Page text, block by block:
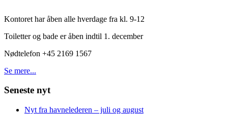
Kontoret har åben alle hverdage fra kl. 9-12
Toiletter og bade er åben indtil 1. december
Nødtelefon +45 2169 1567
Se mere...
Seneste nyt
Nyt fra havnelederen – juli og august